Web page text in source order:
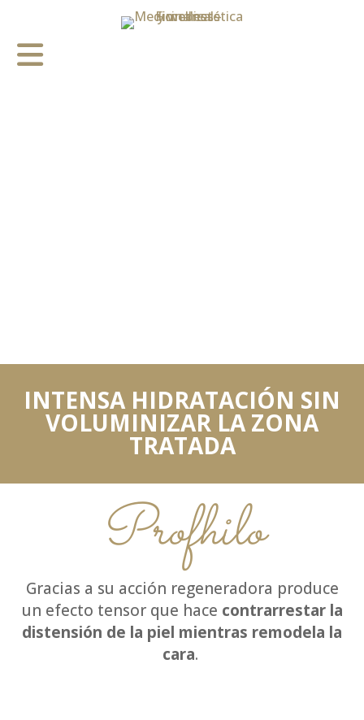
INTENSA HIDRATACIÓN SIN
VOLUMINIZAR LA ZONA
TRATADA
Profhilo
Gracias a su acción regeneradora produce
un efecto tensor que hace contrarrestar la
distensión de la piel mientras remodela la
cara.